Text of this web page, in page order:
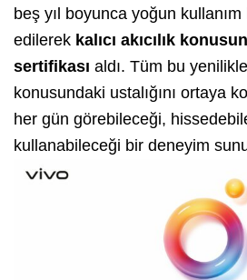
beş yıl boyunca yoğun
edilerek kalıcı akıcılık
sertifikası aldı. Tüm bu
konusundaki ustalığını ortaya
her gün görebileceği,
kullanabileceği bir deneyim